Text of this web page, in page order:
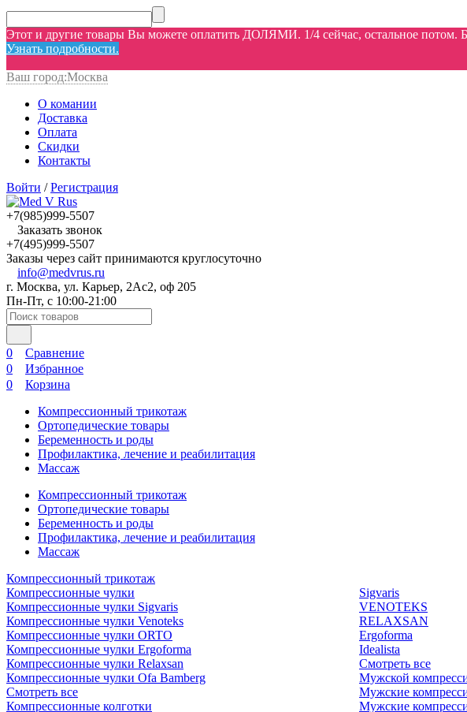
Этот и другие товары Вы можете оплатить ДОЛЯМИ. 1/4 сейчас, остальное потом.
Узнать подробности.
Ваш город:Москва
О комании
Доставка
Оплата
Скидки
Контакты
Войти /Регистрация
+7(985)999-5507
Заказать звонок
+7(495)999-5507
Заказы через сайт принимаются круглосуточно
info@medvrus.ru
г. Москва, ул. Карьер, 2Ас2, оф 205
Пн-Пт, с 10:00-21:00
0
Сравнение
0
Избранное
0
Корзина
Компрессионный трикотаж
Ортопедические товары
Беременность и роды
Профилактика, лечение и реабилитация
Массаж
Компрессионный трикотаж
Ортопедические товары
Беременность и роды
Профилактика, лечение и реабилитация
Массаж
Компрессионный трикотаж
Компрессионные чулки
Компрессионные чулки Sigvaris
Компрессионные чулки Venoteks
Компрессионные чулки ORTO
Компрессионные чулки Ergoforma
Компрессионные чулки Relaxsan
Компрессионные чулки Ofa Bamberg
Смотреть все
Компрессионные колготки
Sigvaris
VENOTEKS
RELAXSAN
Ergoforma
Idealista
Смотреть все
Мужской
Мужские
Мужские